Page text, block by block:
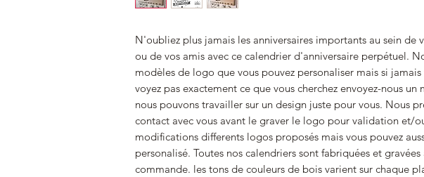
N'oubliez plus jamais les anniversaires importants au sein de
ou de vos amis avec ce calendrier d'anniversaire perpétuel.
modèles de logo que vous pouvez personaliser mais si jamais
voyez pas exactement ce que vous cherchez envoyez-nous un
nous pouvons travailler sur un design juste pour vous. Nous
contact avec vous avant le graver le logo pour validation et/
modifications differents logos proposés mais vous pouvez
personalisé. Toutes nos calendriers sont fabriquées et gravées
commande. les tons de couleurs de bois varient sur chaque